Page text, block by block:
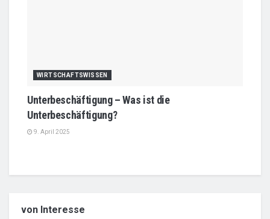
WIRTSCHAFTSWISSEN
Unterbeschäftigung – Was ist die
Unterbeschäftigung?
9. April 2025
von Interesse